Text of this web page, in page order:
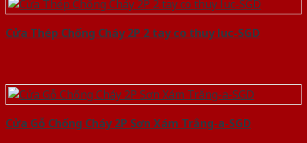
Cửa Thép Chống Cháy 2P 2 tay co thuy luc-SGD
Cửa Gỗ Chống Cháy 2P Sơn Xám Trắng-a-SGD